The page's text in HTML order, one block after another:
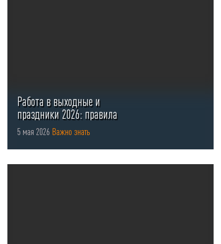
Работа в выходные и
праздники 2026: правила
оформления ...
5 мая 2026 Важно знать